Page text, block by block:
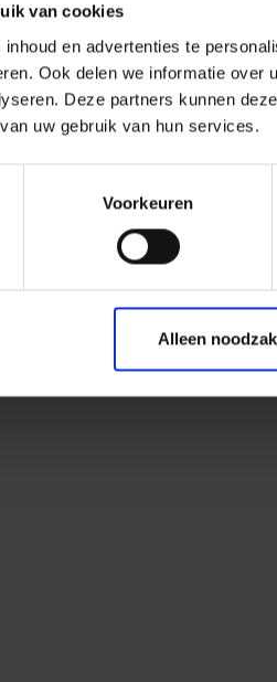
van cookies
en advertenties te
Ook delen we informatie over
Deze partners kunnen
uw gebruik van hun services.
Voorkeuren
Alleen